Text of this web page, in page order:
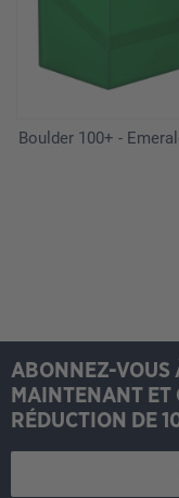
Boulder 100+ -
ABONNEZ-VOUS
MAINTENANT ET
RÉDUCTION DE